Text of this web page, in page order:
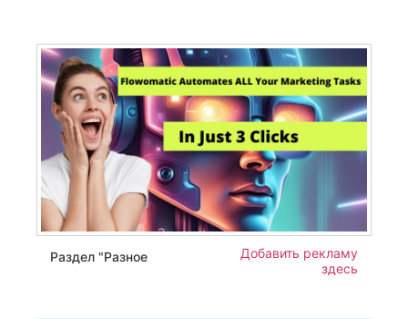
Раздел "Разное
Добавить рекламу
здесь